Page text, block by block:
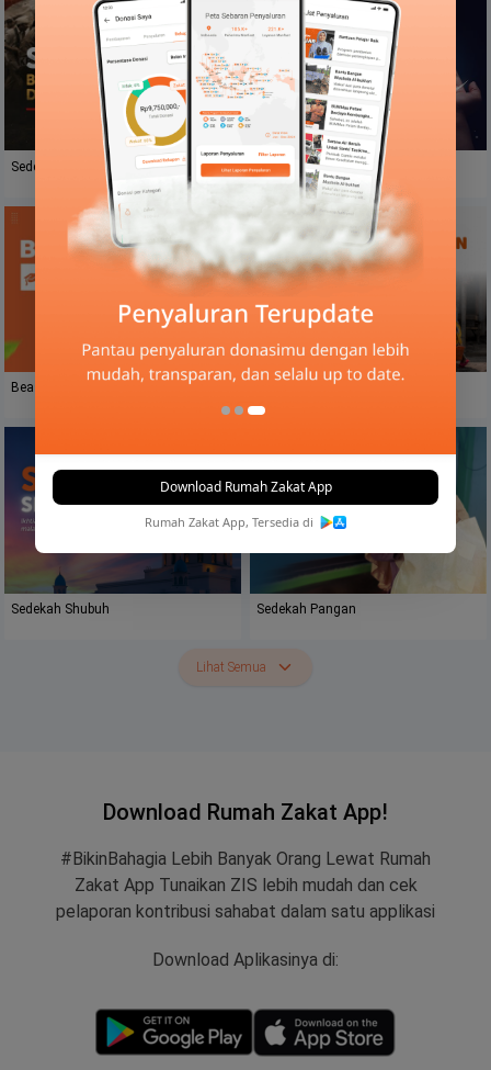
Download Rumah Zakat App
Rumah Zakat App, Tersedia di
Sedekah Bantu Veteran Dan Keluarga
Terkumpul: Rp899.8Jt
Sedekah Terbaik Di Bulan Safar
Beasiswa Baik
Terkumpul: Rp145Jt
Berbagi Air Kehidupan Untuk
Nusantara
Sedekah Shubuh Sedekah Pangan
Lihat Semua
Download Rumah Zakat App!
#BikinBahagia Lebih Banyak Orang Lewat Rumah
Zakat App Tunaikan ZIS lebih mudah dan cek
pelaporan kontribusi sahabat dalam satu applikasi
Download Aplikasinya di: